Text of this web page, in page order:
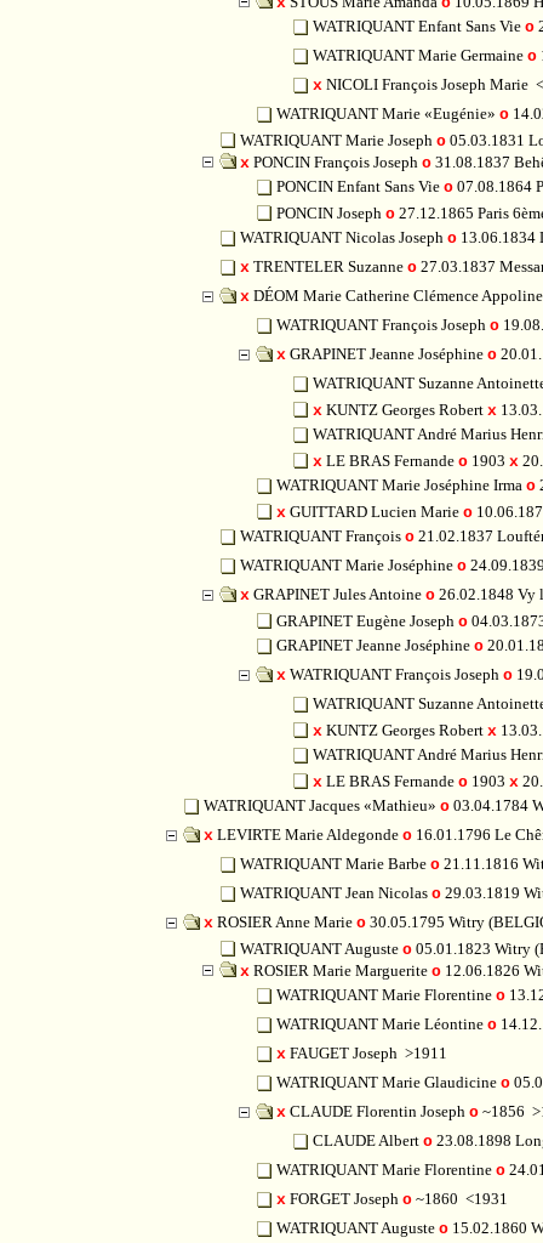
WATRIQUANT Enfant Sans Vie o
WATRIQUANT Marie Germaine o
x NICOLI François Joseph Marie
WATRIQUANT Marie «Eugénie» o
WATRIQUANT Marie Joseph o 05.03.1831
x PONCIN François Joseph o 31.08.1837
PONCIN Enfant Sans Vie o 07.08.1864
PONCIN Joseph o 27.12.1865 Paris
WATRIQUANT Nicolas Joseph o 13.06.1834
x TRENTELER Suzanne o 27.03.1837
x DÉOM Marie Catherine Clémence
WATRIQUANT François Joseph o
x GRAPINET Jeanne Joséphine o
WATRIQUANT Suzanne
x KUNTZ Georges Robert x
WATRIQUANT André Marius
x LE BRAS Fernande o 1903 x
WATRIQUANT Marie Joséphine Irma o
x GUITTARD Lucien Marie o
WATRIQUANT François o 21.02.1837
WATRIQUANT Marie Joséphine o
x GRAPINET Jules Antoine o 26.02.1848 Vy
GRAPINET Eugène Joseph o
GRAPINET Jeanne Joséphine o
x WATRIQUANT François Joseph o
WATRIQUANT Suzanne
x KUNTZ Georges Robert x
WATRIQUANT André Marius
x LE BRAS Fernande o 1903 x
WATRIQUANT Jacques «Mathieu» o 03.04.1784
x LEVIRTE Marie Aldegonde o 16.01.1796 Le
WATRIQUANT Marie Barbe o 21.11.1816
WATRIQUANT Jean Nicolas o 29.03.1819
x ROSIER Anne Marie o 30.05.1795 Witry
WATRIQUANT Auguste o 05.01.1823 Witry
x ROSIER Marie Marguerite o 12.06.1826
WATRIQUANT Marie Florentine o
WATRIQUANT Marie Léontine o
x FAUGET Joseph >1911
WATRIQUANT Marie Glaudicine o
x CLAUDE Florentin Joseph o ~1856
CLAUDE Albert o 23.08.1898
WATRIQUANT Marie Florentine o
x FORGET Joseph o ~1860 <1931
WATRIQUANT Auguste o 15.02.1860